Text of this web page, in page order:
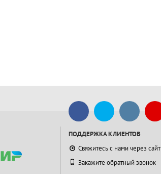
ПОДДЕРЖКА КЛИЕНТОВ
Свяжитесь с нами через сайт
Закажите обратный звонок